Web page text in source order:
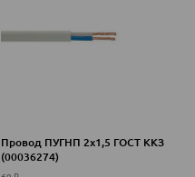
Провод ПУГНП 2х1,5 ГОСТ ККЗ
(00036274)